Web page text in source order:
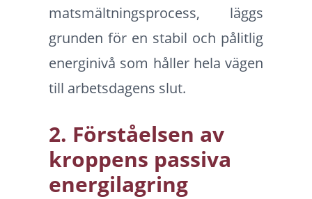
matsmältningsprocess, läggs
grunden för en stabil och pålitlig
energinivå som håller hela vägen
till arbetsdagens slut.
2. Förståelsen av
kroppens passiva
energilagring